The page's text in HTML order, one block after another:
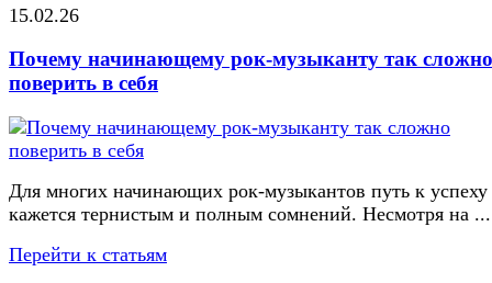
15.02.26
Почему начинающему рок-музыканту так сложно
поверить в себя
Для многих начинающих рок-музыкантов путь к успеху
кажется тернистым и полным сомнений. Несмотря на ...
Перейти к статьям